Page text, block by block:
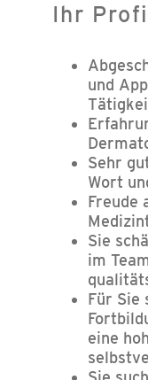
Ihr
und
Sehr
Wort
Freude
Sie
im
Für Sie
eine